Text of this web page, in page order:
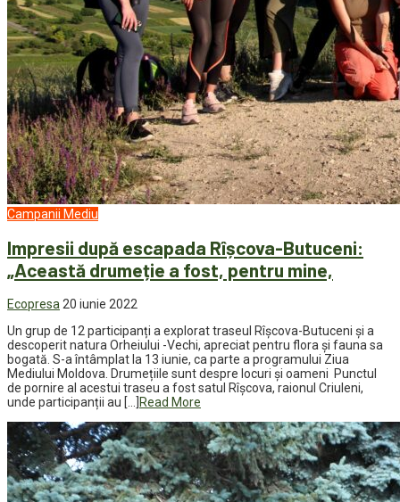
Campanii Mediu
Impresii după escapada Rîșcova-Butuceni:
„Această drumeție a fost, pentru mine,
Ecopresa 20 iunie 2022
Un grup de 12 participanți a explorat traseul Rîșcova-Butuceni și a
descoperit natura Orheiului -Vechi, apreciat pentru flora și fauna sa
bogată. S-a întâmplat la 13 iunie, ca parte a programului Ziua
Mediului Moldova. Drumețiile sunt despre locuri și oameni Punctul
de pornire al acestui traseu a fost satul Rîșcova, raionul Criuleni,
unde participanții au […]
Read More